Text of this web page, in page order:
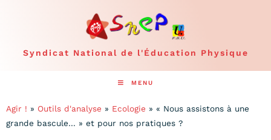
Syndicat National de l'Éducation Physique
MENU
Agir ! » Outils d'analyse » Ecologie » « Nous assistons à une
grande bascule… » et pour nos pratiques ?